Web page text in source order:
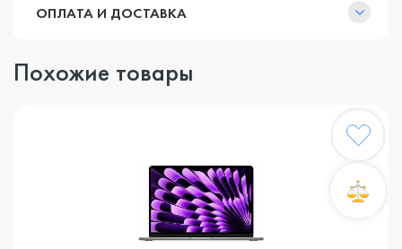
ОПЛАТА И ДОСТАВКА
Похожие товары